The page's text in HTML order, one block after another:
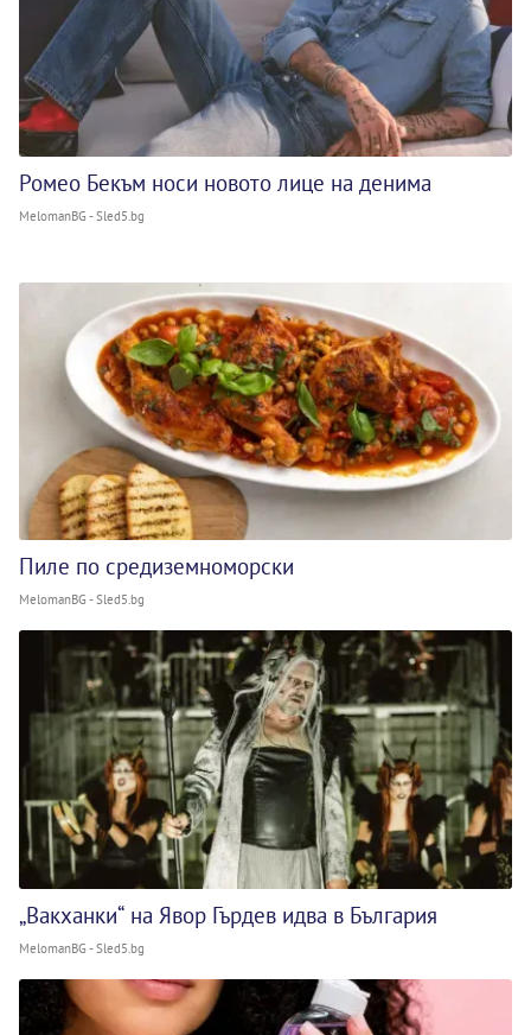
Ромео Бекъм носи новото лице на денима
MelomanBG - Sled5.bg
Пиле по средиземноморски
MelomanBG - Sled5.bg
„Вакханки“ на Явор Гърдев идва в България
MelomanBG - Sled5.bg